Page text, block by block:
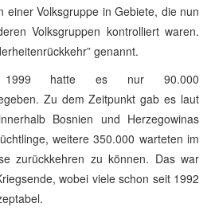
einer Volksgruppe in Gebiete, die nun
Volksgruppen kontrolliert waren.
genannt.
hatte es nur 90.000
Zu dem Zeitpunkt gab es laut
Bosnien und Herzegowinas
weitere 350.000 warteten im
zurückkehren zu können. Das war
wobei viele schon seit 1992